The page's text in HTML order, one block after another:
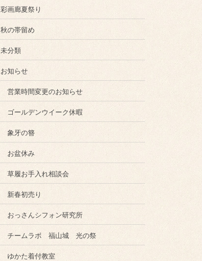
彩画廊夏祭り
秋の帯留め
未分類
お知らせ
営業時間変更のお知らせ
ゴールデンウイーク休暇
象牙の簪
お盆休み
草履お手入れ相談会
新春初売り
おっさんシフォン研究所
チームラボ 福山城 光の祭
ゆかた着付教室